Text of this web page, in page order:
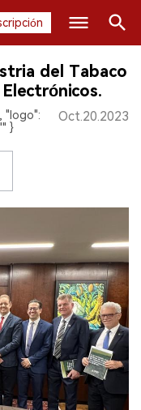
Buscar
del Tabaco
"logo":
}
Oct.20.2023